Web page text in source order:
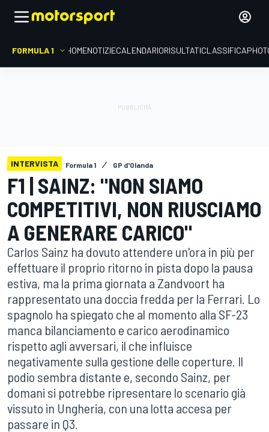
FORMULA 1 HOMENOTIZIECALENDARIORISULTATICLASSIFICA
INTERVISTA Formula 1 GP d'Olanda
F1 | SAINZ: "NON SIAMO
COMPETITIVI, NON RIUSCIAMO
A GENERARE CARICO"
Carlos Sainz ha dovuto attendere un'ora in più per
effettuare il proprio ritorno in pista dopo la pausa
estiva, ma la prima giornata a Zandvoort ha
rappresentato una doccia fredda per la Ferrari. Lo
spagnolo ha spiegato che al momento alla SF-23
manca bilanciamento e carico aerodinamico
rispetto agli avversari, il che influisce
negativamente sulla gestione delle coperture. Il
podio sembra distante e, secondo Sainz, per
domani si potrebbe ripresentare lo scenario già
vissuto in Ungheria, con una lotta accesa per
passare in Q3.